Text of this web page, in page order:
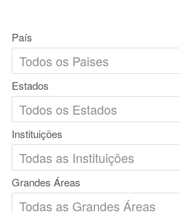
País
Estados
Instituições
Grandes Áreas